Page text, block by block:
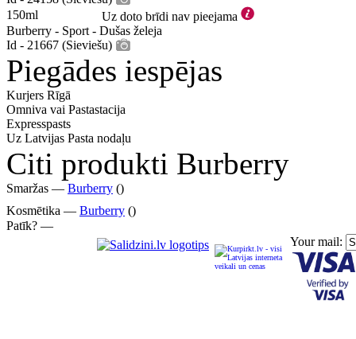
150ml
Uz doto brīdi nav pieejama
Burberry - Sport - Dušas želeja
Id - 21667 (Sieviešu)
Piegādes iespējas
Kurjers Rīgā
Omniva vai Pastastacija
Expresspasts
Uz Latvijas Pasta nodaļu
Citi produkti Burberry
Smaržas — Burberry ()
Kosmētika — Burberry ()
Patīk? —
Your mail: